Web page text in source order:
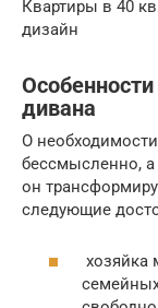
Квартиры в 40
дизайн
Особенности
дивана
О
бессмысленно, а
он
следующие
хозяйка